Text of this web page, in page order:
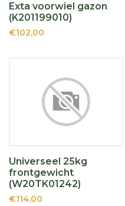
Exta voorwiel gazon
(K201199010)
€102,00
Universeel 25kg
frontgewicht
(W20TK01242)
€114,00